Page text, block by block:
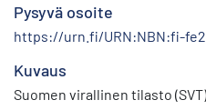
Pysyvä osoite
https://urn.fi/URN:NBN:fi-
Kuvaus
Suomen virallinen tilasto (SVT)